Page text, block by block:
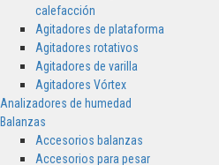
calefacción
Agitadores de plataforma
Agitadores rotativos
Agitadores de varilla
Agitadores Vórtex
Analizadores de humedad
Balanzas
Accesorios balanzas
Accesorios para pesar